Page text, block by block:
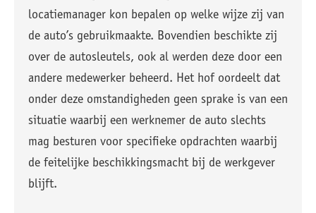
locatiemanager kon bepalen op welke wijze zij van
de auto’s gebruikmaakte. Bovendien beschikte zij
over de autosleutels, ook al werden deze door een
andere medewerker beheerd. Het hof oordeelt dat
onder deze omstandigheden geen sprake is van een
situatie waarbij een werknemer de auto slechts
mag besturen voor specifieke opdrachten waarbij
de feitelijke beschikkingsmacht bij de werkgever
blijft.